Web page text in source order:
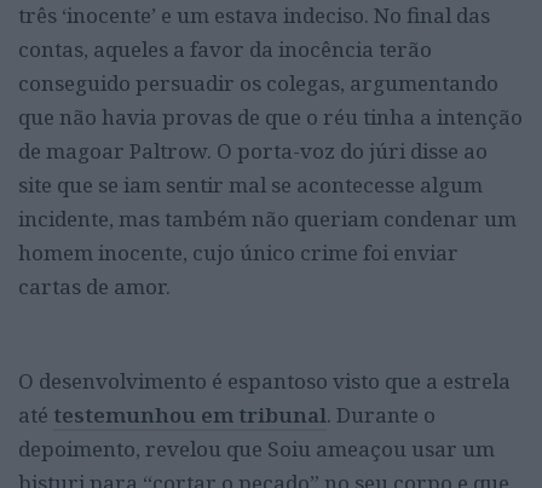
três ‘inocente’ e um estava indeciso. No final das
contas, aqueles a favor da inocência terão
conseguido persuadir os colegas, argumentando
que não havia provas de que o réu tinha a intenção
de magoar Paltrow. O porta-voz do júri disse ao
site que se iam sentir mal se acontecesse algum
incidente, mas também não queriam condenar um
homem inocente, cujo único crime foi enviar
cartas de amor.
O desenvolvimento é espantoso visto que a estrela
até testemunhou em tribunal. Durante o
depoimento, revelou que Soiu ameaçou usar um